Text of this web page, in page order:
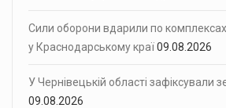
Сили оборони вдарили по
у Краснодарському краї09.08.2026
У Чернівецькій області зафіксували
09.08.2026